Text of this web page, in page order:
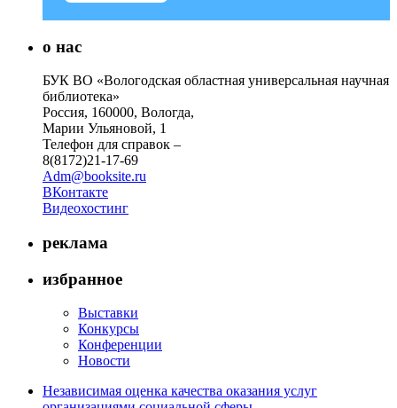
о нас
БУК ВО «Вологодская областная универсальная научная
библиотека»
Россия, 160000, Вологда,
Марии Ульяновой, 1
Телефон для справок –
8(8172)21-17-69
Adm@booksite.ru
ВКонтакте
Видеохостинг
реклама
избранное
Выставки
Конкурсы
Конференции
Новости
Независимая оценка качества оказания услуг